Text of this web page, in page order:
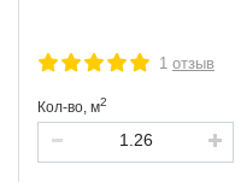
1 отзыв
Кол-во, м2